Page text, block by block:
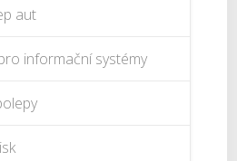
aut
informační systémy